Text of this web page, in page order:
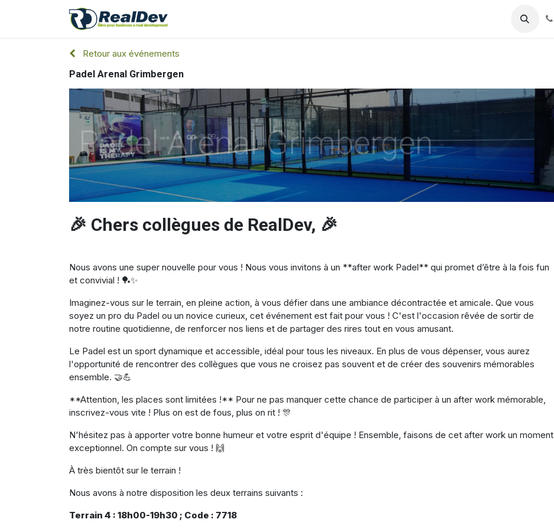
Retour aux événements
Padel Arenal Grimbergen
Padel Arenal Grimbergen
🎉 Chers collègues de RealDev, 🎉
Nous avons une super nouvelle pour vous ! Nous vous invitons à un **after work Padel** qui promet d’être à la fois fun
et convivial ! 🏓✨
Imaginez-vous sur le terrain, en pleine action, à vous défier dans une ambiance décontractée et amicale. Que vous
soyez un pro du Padel ou un novice curieux, cet événement est fait pour vous ! C'est l'occasion rêvée de sortir de
notre routine quotidienne, de renforcer nos liens et de partager des rires tout en vous amusant.
Le Padel est un sport dynamique et accessible, idéal pour tous les niveaux. En plus de vous dépenser, vous aurez
l'opportunité de rencontrer des collègues que vous ne croisez pas souvent et de créer des souvenirs mémorables
ensemble. 🤝💪
**Attention, les places sont limitée​s !** Pour ne pas manquer cette chance de participer à un after work mémorable,
inscrivez-vous vite ! Plus on est de fous, plus on rit ! 🎊
N'hésitez pas à apporter votre bonne humeur et votre esprit d'équipe ! Ensemble, faisons de cet after work un moment
exceptionnel. On compte sur vous ! 🙌
À très bientôt sur le terrain ! ​
Nous avons à notre disposition les deux terrains suivants :
Terrain 4 : 18h00-19h30 ; Code : 7718